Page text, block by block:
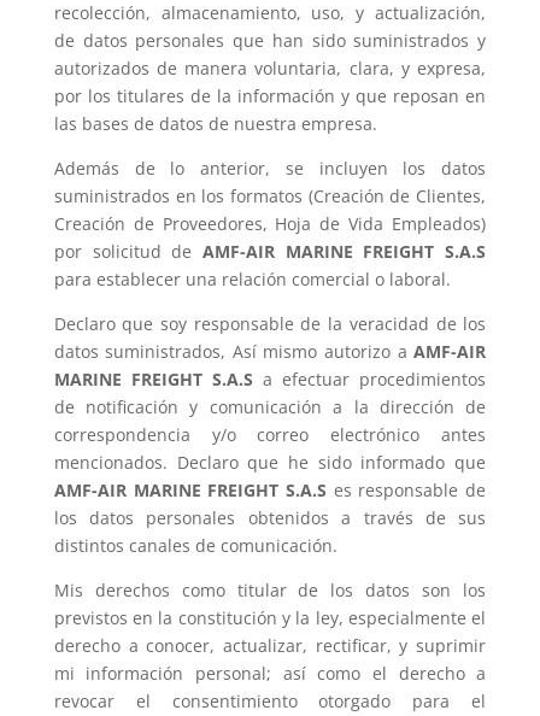
recolección, almacenamiento, uso, y actualización,
de datos personales que han sido suministrados y
autorizados de manera voluntaria, clara, y expresa,
por los titulares de la información y que reposan en
las bases de datos de nuestra empresa.
Además de lo anterior, se incluyen los datos
suministrados en los formatos (Creación de Clientes,
Creación de Proveedores, Hoja de Vida Empleados)
por solicitud de AMF-AIR MARINE FREIGHT S.A.S
para establecer una relación comercial o laboral.
Declaro que soy responsable de la veracidad de los
datos suministrados, Así mismo autorizo aAMF-AIR
MARINE FREIGHT S.A.S a efectuar procedimientos
de notificación y comunicación a la dirección de
correspondencia y/o correo electrónico antes
mencionados. Declaro que he sido informado que
AMF-AIR MARINE FREIGHT S.A.S es responsable de
los datos personales obtenidos a través de sus
distintos canales de comunicación.
Mis derechos como titular de los datos son los
previstos en la constitución y la ley, especialmente el
derecho a conocer, actualizar, rectificar, y suprimir
mi información personal; así como el derecho a
revocar el consentimiento otorgado para el